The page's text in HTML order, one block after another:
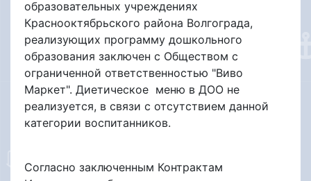
образовательных учреждениях
Краснооктябрьского района Волгограда,
реализующих программу дошкольного
образования заключен с Обществом с
ограниченной ответственностью "Виво
Маркет". Диетическое меню в ДОО не
реализуется, в связи с отсутствием данной
категории воспитанников.
Согласно заключенным Контрактам